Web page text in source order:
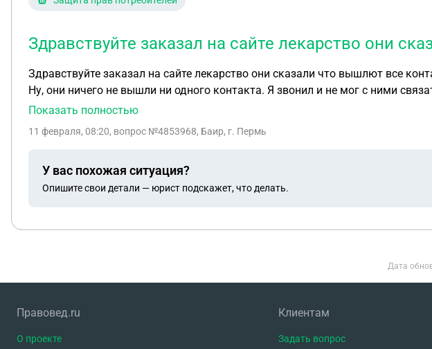
Здравствуйте заказал на сайте лекарство они
Здравствуйте заказал на сайте лекарство они сказали что вышлют все
Ну, они ничего не вышли ни одного контакта. Я звонил и не мог с ними
написал отказ. Я им написал, что так работать нельзя и отменил заказ.
Показать полностью
11 февраля, 08:20, вопрос №4853968, Баир, г. Пермь
У вас похожая ситуация?
Опишите свои детали — юрист подскажет, что делать.
Дата
Правовед.ru
О проекте
Клиентам
Задать вопрос